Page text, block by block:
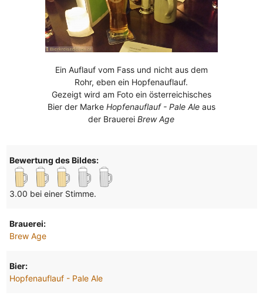
Ein Auflauf vom Fass und nicht aus dem
Rohr, eben ein Hopfenauflauf.
Gezeigt wird am Foto ein österreichisches
Bier der Marke Hopfenauflauf - Pale Aleaus
der BrauereiBrew Age
Bewertung des Bildes:
3.00 bei einer Stimme.
Brauerei:
Brew Age
Bier:
Hopfenauflauf - Pale Ale